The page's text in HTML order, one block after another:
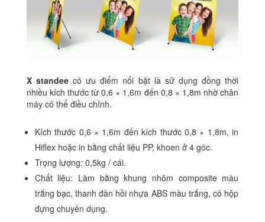
X standeecó ưu điểm nổi bật là sử dụng đồng thời
nhiều kích thước từ 0,6 × 1,6m đến 0,8 × 1,8m nhờ chân
máy có thể điều chỉnh.
Kích thước 0,6 × 1,6m đến kích thước 0,8 × 1,8m, in
Hiflex hoặc in bằng chất liệu PP, khoen ở 4 góc.
Trọng lượng: 0,5kg / cái.
Chất liệu: Làm bằng khung nhôm composite màu
trắng bạc, thanh đàn hồi nhựa ABS màu trắng, có hộp
đựng chuyên dụng.